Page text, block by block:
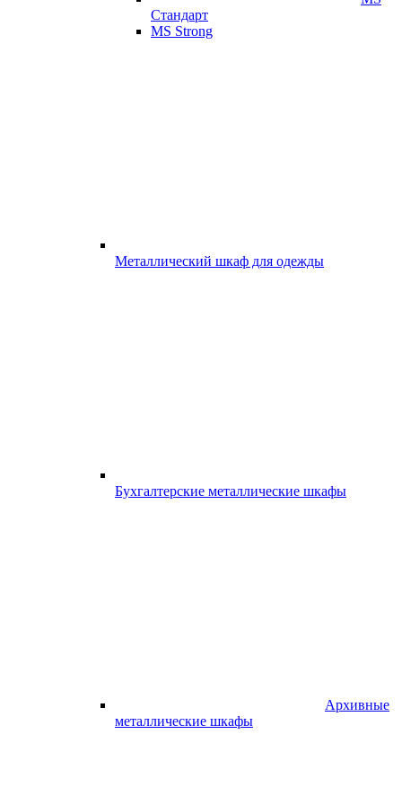
Стандарт
MS Strong
Металлический шкаф для одежды
Бухгалтерские металлические шкафы
Архивные
металлические шкафы